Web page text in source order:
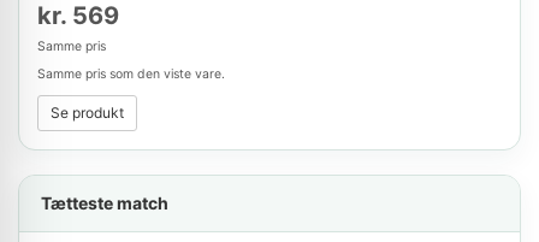
kr. 569
Samme pris
Samme pris som den viste vare.
Se produkt
Tætteste match